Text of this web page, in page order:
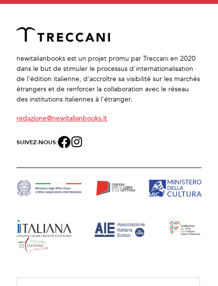
newitalianbooks est un projet promu par Treccani en 2020
dans le but de stimuler le processus d'internationalisation
de l'édition italienne, d'accroître sa visibilité sur les marchés
étrangers et de renforcer la collaboration avec le réseau
des institutions italiennes à l'étranger.
redazione@newitalianbooks.it
SUIVEZ-NOUS: